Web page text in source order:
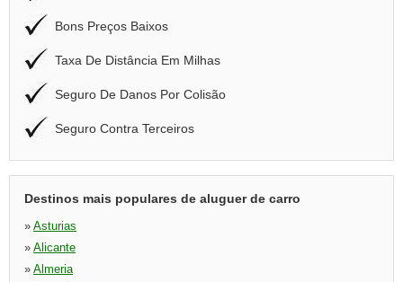
Bons Preços Baixos
Taxa De Distância Em Milhas
Seguro De Danos Por Colisão
Seguro Contra Terceiros
Destinos mais populares de aluguer de carro
» Asturias
» Alicante
» Almeria